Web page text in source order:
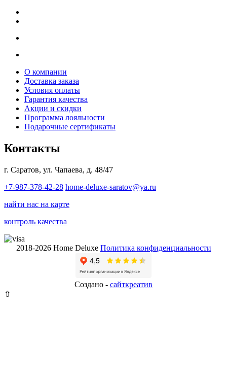
О компании
Доставка заказа
Условия оплаты
Гарантия качества
Акции и скидки
Программа лояльности
Подарочные сертификаты
Контакты
г. Саратов, ул. Чапаева, д. 48/47
+7-987-378-42-28 home-deluxe-saratov@ya.ru
найти нас на карте
контроль качества
2018-2026 Home Deluxe Политика конфиденциальности
Создано - сайткрeатив
⇧